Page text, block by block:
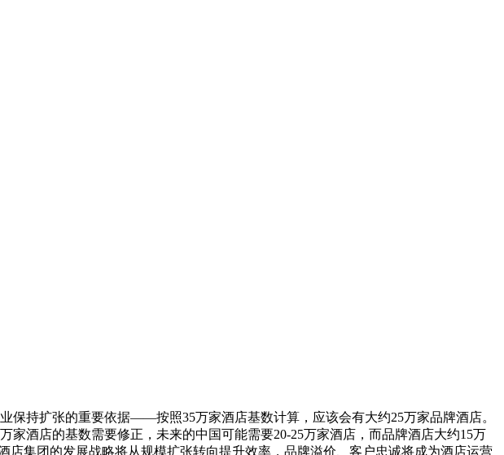
保持扩张的重要依据——按照35万家酒店基数计算，应该会有大约25万家品牌酒店。
酒店的基数需要修正，未来的中国可能需要20-25万家酒店，而品牌酒店大约15万
集团的发展战略将从规模扩张转向提升效率，品牌溢价、客户忠诚将成为酒店运营